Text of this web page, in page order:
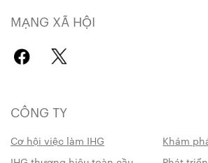
MẠNG XÃ HỘI
CÔNG TY
Cơ hội việc làm IHG
Khám